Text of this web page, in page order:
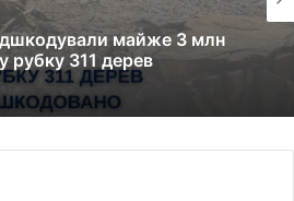
майже 3 млн
рубку 311 дерев
Золотій приватна школа